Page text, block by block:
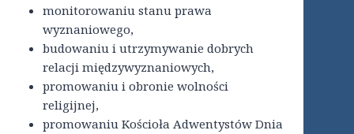
monitorowaniu stanu prawa
wyznaniowego,
budowaniu i utrzymywanie dobrych
relacji międzywyznaniowych,
promowaniu i obronie wolności
religijnej,
promowaniu Kościoła Adwentystów Dnia